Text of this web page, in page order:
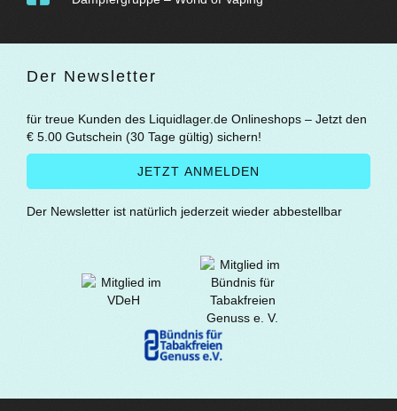
Der Newsletter
für treue Kunden des Liquidlager.de Onlineshops – Jetzt den
€ 5.00 Gutschein (30 Tage gültig) sichern!
Der Newsletter ist natürlich jederzeit wieder abbestellbar